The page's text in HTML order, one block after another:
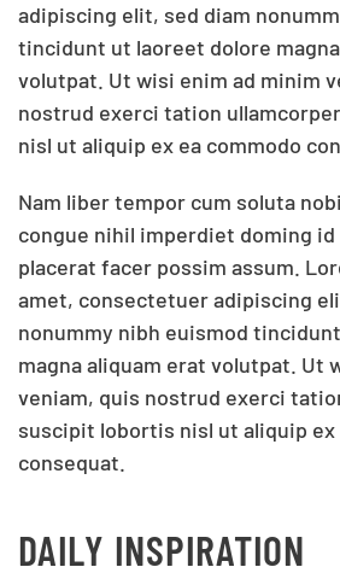
adipiscing elit, sed diam
tincidunt ut laoreet dolore
volutpat. Ut wisi enim ad minim
nostrud exerci tation
nisl ut aliquip ex ea commodo
Nam liber tempor cum soluta
congue nihil imperdiet doming id
placerat facer possim assum.
amet, consectetuer adipiscing
nonummy nibh euismod
magna aliquam erat volutpat. Ut
veniam, quis nostrud exerci
suscipit lobortis nisl ut aliquip ex
consequat.
DAILY INSPIRATION